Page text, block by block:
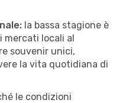
la bassa stagione è
mercati locali al
souvenir unici,
la vita quotidiana di
le condizioni